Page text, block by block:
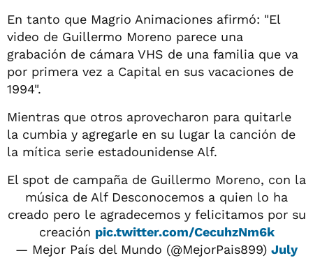
En tanto que Magrio Animaciones afirmó: "El
video de Guillermo Moreno parece una
grabación de cámara VHS de una familia que va
por primera vez a Capital en sus vacaciones de
1994".
Mientras que otros aprovecharon para quitarle
la cumbia y agregarle en su lugar la canción de
la mítica serie estadounidense Alf.
El spot de campaña de Guillermo Moreno, con la
música de Alf Desconocemos a quien lo ha
creado pero le agradecemos y felicitamos por su
creación pic.twitter.com/CecuhzNm6k
— Mejor País del Mundo (@MejorPais899) July